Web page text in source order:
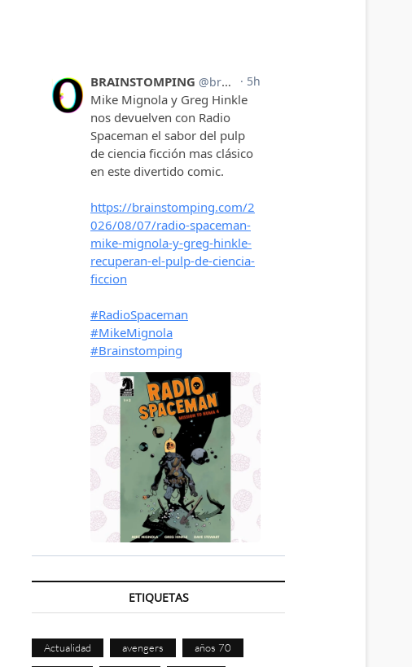
ETIQUETAS
Actualidad avengers años 70